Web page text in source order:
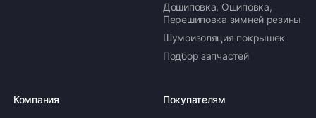
Дошиповка, Ошиповка,
Перешиповка зимней резины
Шумоизоляция покрышек
Подбор запчастей
Компания Покупателям